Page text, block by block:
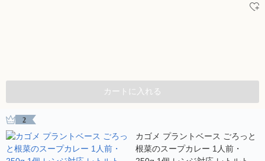
カートに入れる
2
カゴメ プラントベース ごろっと
根菜のスープカレー 1人前・